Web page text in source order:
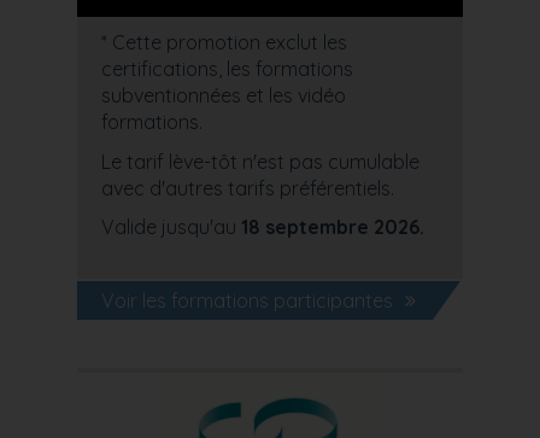
* Cette promotion exclut les
certifications, les formations
subventionnées et les vidéo
formations.
Le tarif lève-tôt n'est pas cumulable
avec d'autres tarifs préférentiels.
Valide jusqu'au 18 septembre 2026.
Voir les formations participantes